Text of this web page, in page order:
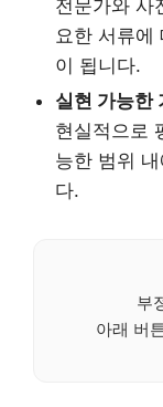
전문가와 사
요한 서류에
이 됩니다.
실현 가능한
현실적으로
능한 범위
다.
부
아래 버